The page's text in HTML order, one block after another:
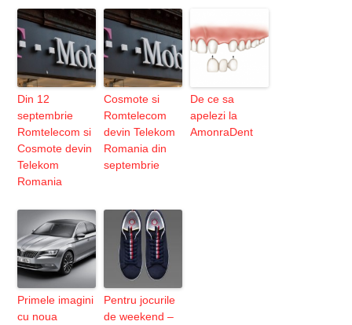
Din 12
septembrie
Romtelecom si
Cosmote devin
Telekom
Romania
Cosmote si
Romtelecom
devin Telekom
Romania din
septembrie
De ce sa
apelezi la
AmonraDent
Primele imagini
cu noua
Pentru jocurile
de weekend –